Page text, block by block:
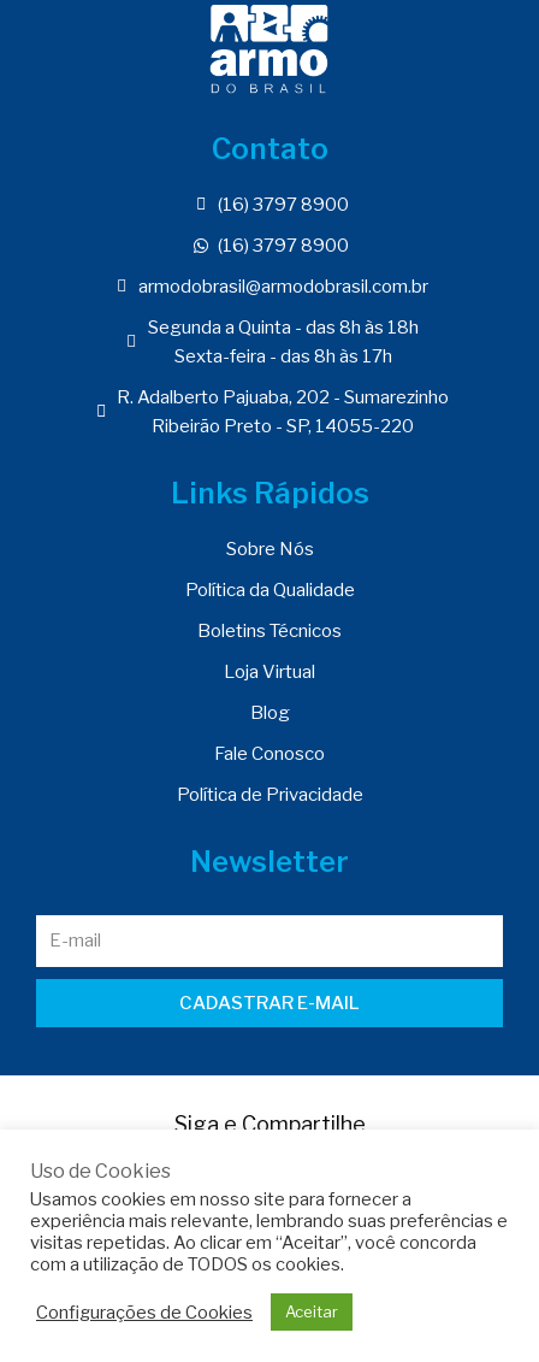
Contato
(16) 3797 8900
(16) 3797 8900
armodobrasil@armodobrasil.com.br
Segunda a Quinta - das 8h às 18h
Sexta-feira - das 8h às 17h
R. Adalberto Pajuaba, 202 - Sumarezinho
Ribeirão Preto - SP, 14055-220
Links Rápidos
Sobre Nós
Política da Qualidade
Boletins Técnicos
Loja Virtual
Blog
Fale Conosco
Política de Privacidade
Newsletter
CADASTRAR E-MAIL
Siga e Compartilhe
Copyright © 2022 -Armo do Brasil
Desenvolvido porMartinez Comunicação
Uso de Cookies
Usamos cookies em nosso site para fornecer a
experiência mais relevante, lembrando suas preferências e
visitas repetidas. Ao clicar em “Aceitar”, você concorda
com a utilização de TODOS os cookies.
Configurações de Cookies Aceitar